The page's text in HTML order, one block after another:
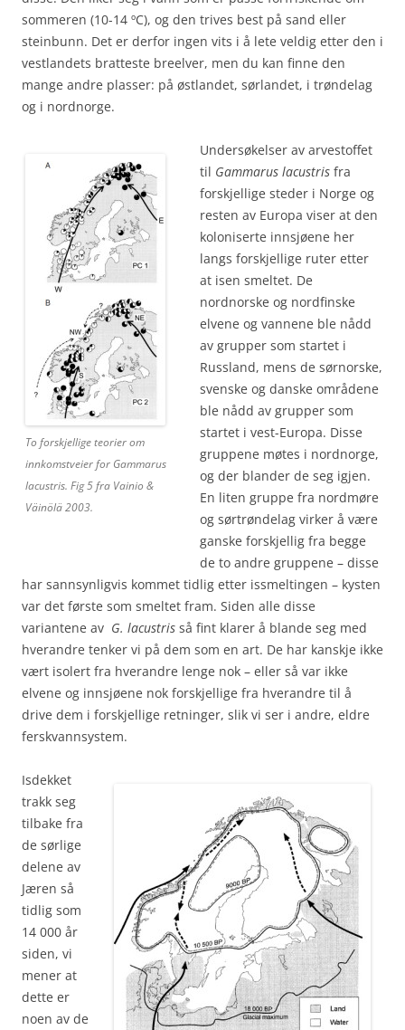
sommeren (10-14 ºC), og den trives best på sand eller
steinbunn. Det er derfor ingen vits i å lete veldig etter den i
vestlandets bratteste breelver, men du kan finne den
mange andre plasser: på østlandet, sørlandet, i trøndelag
og i nordnorge.
To forskjellige teorier om
innkomstveier for Gammarus
lacustris. Fig 5 fra Vainio &
Väinölä 2003.
Undersøkelser av arvestoffet
til Gammarus lacustris fra
forskjellige steder i Norge og
resten av Europa viser at den
koloniserte innsjøene her
langs forskjellige ruter etter
at isen smeltet. De
nordnorske og nordfinske
elvene og vannene ble nådd
av grupper som startet i
Russland, mens de sørnorske,
svenske og danske områdene
ble nådd av grupper som
startet i vest-Europa. Disse
gruppene møtes i nordnorge,
og der blander de seg igjen.
En liten gruppe fra nordmøre
og sørtrøndelag virker å være
ganske forskjellig fra begge
de to andre gruppene – disse
har sannsynligvis kommet tidlig etter issmeltingen – kysten
var det første som smeltet fram. Siden alle disse
variantene av G. lacustris så fint klarer å blande seg med
hverandre tenker vi på dem som en art. De har kanskje ikke
vært isolert fra hverandre lenge nok – eller så var ikke
elvene og innsjøene nok forskjellige fra hverandre til å
drive dem i forskjellige retninger, slik vi ser i andre, eldre
ferskvannsystem.
Isdekket
trakk seg
tilbake fra
de sørlige
delene av
Jæren så
tidlig som
14 000 år
siden, vi
mener at
dette er
noen av de